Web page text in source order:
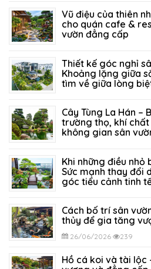
Vũ điệu của thiên
cho quán cafe &
vườn đẳng cấp
Thiết kế góc nghỉ
Khoảng lặng giữa
tìm về giữa lòng
Cây Tùng La Hán –
trường thọ, khí
không gian sân
Khi những điều nhỏ
Sức mạnh thay đổi
góc tiểu cảnh tinh
Cách bố trí sân
thủy để gia tăng
26/06/2026 239
Hồ cá koi và tài lộc